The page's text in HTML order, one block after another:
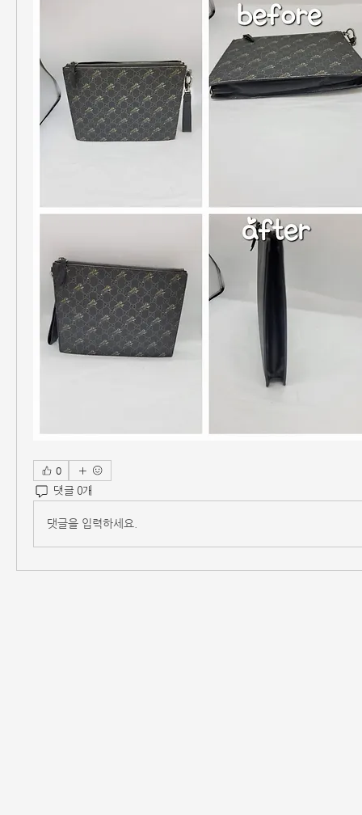
0
댓글 0개
댓글을 입력하세요.